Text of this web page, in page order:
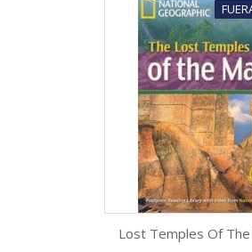
Lost Temples Of The